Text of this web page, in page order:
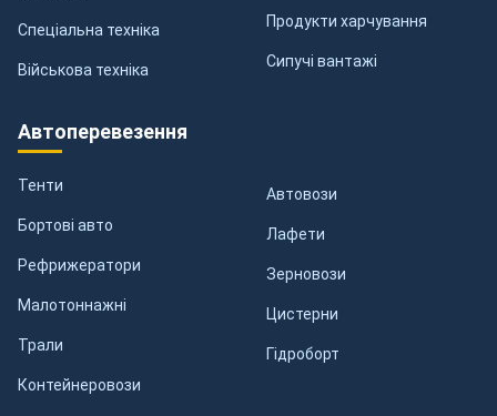
Спеціальна техніка
Військова техніка
Продукти харчування
Сипучі вантажі
Автоперевезення
Тенти
Бортові авто
Рефрижератори
Малотоннажні
Трали
Контейнеровози
Автовози
Лафети
Зерновози
Цистерни
Гідроборт